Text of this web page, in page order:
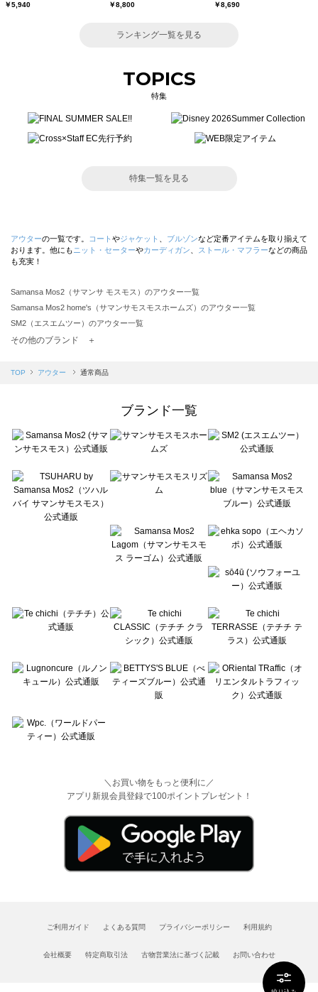
￥5,940 ￥8,800 ￥8,690
ランキング一覧を見る
TOPICS
特集
特集一覧を見る
アウターの一覧です。 コート やジャケット ブルゾンなど定番アイテムを取り揃えて
おります。他にも ニット・セーターやカーディガン ストール・マフラーなどの商品
も充実！
Samansa Mos2（サマンサ モスモス）のアウター一覧
Samansa Mos2 home's（サマンサモスモスホームズ）のアウター一覧
SM2（エスエムツー）のアウター一覧
TSUHARU by Samansa Mos2（ツハルバイサマンサモスモス）のアウター一覧
Samansa Mos2 blue（サマンサモスモス ブルー）のアウター一覧
sō4ū（ソウフォーユー）のアウター一覧
Te chichi（テチチ）のアウター一覧
Te chichi CLASSIC（テチチ クラシック）のアウター一覧
Lugnoncure（ルノンキュール）のアウター一覧
BETTY'S BLUE（べティーズブルー）のアウター一覧
Wpc.（ワールドパーティー）のアウター一覧
その他のブランド ＋
TOP アウター 通常商品
ブランド一覧
＼お買い物をもっと便利に／
アプリ新規会員登録で100ポイントプレゼント！
ご利用ガイド よくある質問 プライバシーポリシー 利用規約
会社概要 特定商取引法 古物営業法に基づく記載 お問い合わせ